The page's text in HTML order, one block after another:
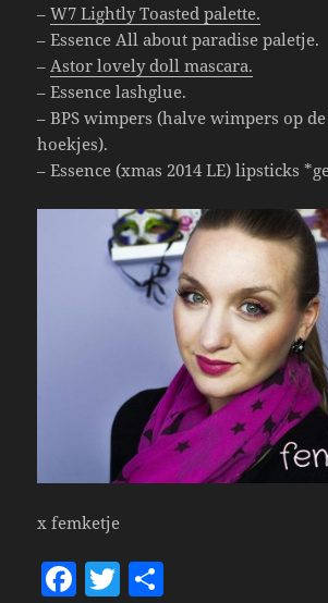
–W7 Lightly Toasted palette.
– Essence All about paradise paletje.
– Astor lovely doll mascara.
– Essence lashglue.
– BPS wimpers (halve wimpers op
hoekjes).
– Essence (xmas 2014 LE) lipsticks
x femketje
F T